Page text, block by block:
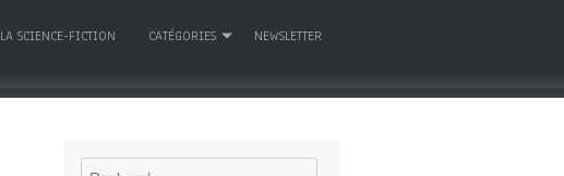
LA SCIENCE-FICTION CATÉGORIES NEWSLETTER
Rechercher